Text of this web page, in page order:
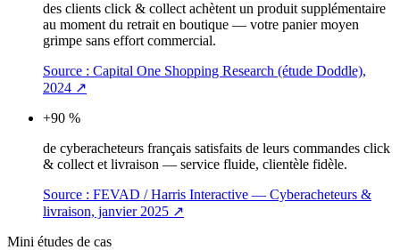
des clients click & collect achètent un produit supplémentaire
au moment du retrait en boutique — votre panier moyen
grimpe sans effort commercial.
Source : Capital One Shopping Research (étude Doddle),
2024 ↗
+90 %
de cyberacheteurs français satisfaits de leurs commandes click
& collect et livraison — service fluide, clientèle fidèle.
Source : FEVAD / Harris Interactive — Cyberacheteurs &
livraison, janvier 2025 ↗
Mini études de cas